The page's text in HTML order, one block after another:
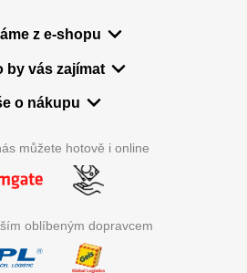
z e-shopu
by vás zajímat
o nákupu
můžete hotově i online
oblíbeným dopravcem